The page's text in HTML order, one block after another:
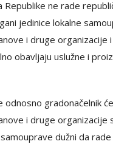
Republike ne rade
jedinice lokalne
i druge organizacije i
obavljaju uslužne i
odnosno gradonačelnik
i druge organizacije
dužni da